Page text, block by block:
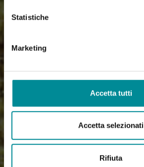
Statistiche
Marketing
Accetta tutti
Accetta selezionati
Rifiuta